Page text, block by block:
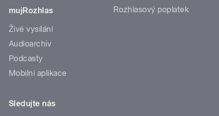
mujRozhlas
Živé vysílání
Audioarchiv
Podcasty
Mobilní aplikace
Rozhlasový poplatek
Sledujte nás